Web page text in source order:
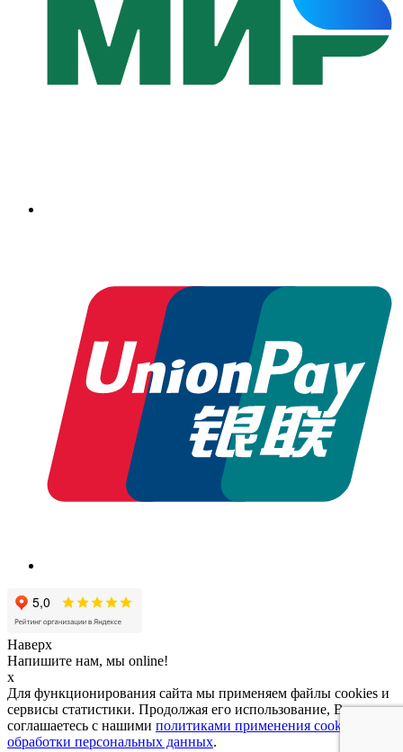
Наверх
Напишите нам, мы online!
x
Для функционирования сайта мы применяем файлы cookies и
сервисы статистики. Продолжая его использование, Вы
соглашаетесь с нашими политиками применения cookies и
обработки персональных данных.